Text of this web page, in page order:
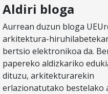
Aldiri bloga
Aurrean duzun bloga
arkitektura-
bertsio elektronikoa da.
papereko aldizkariko
dituzu, arkitekturarekin
erlazionatutako bestelako